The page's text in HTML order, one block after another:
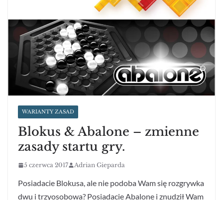
WARIANTY ZASAD
Blokus & Abalone – zmienne
zasady startu gry.
5 czerwca 2017 Adrian Gieparda
Posiadacie Blokusa, ale nie podoba Wam się rozgrywka
dwu i trzyosobowa? Posiadacie Abalone i znudził Wam